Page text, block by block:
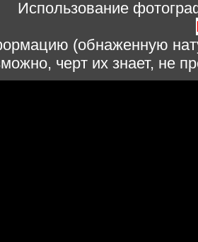
Использование
(обнаженную
черт их знает, не